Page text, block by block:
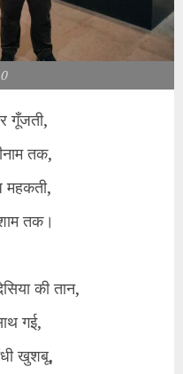
गूँजती,
तक,
महकती,
तक।
की तान,
गई,
खुशबू,